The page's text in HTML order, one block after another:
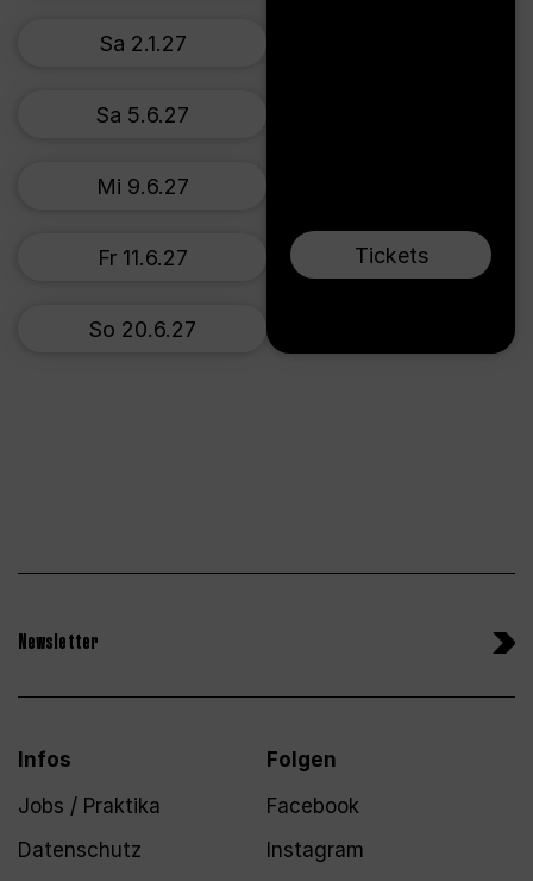
Tickets
Sa 2.1.27
Sa 5.6.27
Mi 9.6.27
Fr 11.6.27
So 20.6.27
Newsletter
Infos
Jobs / Praktika
Datenschutz
Folgen
Facebook
Instagram